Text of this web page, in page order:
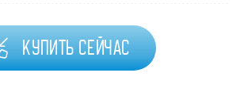
Купить сейчас